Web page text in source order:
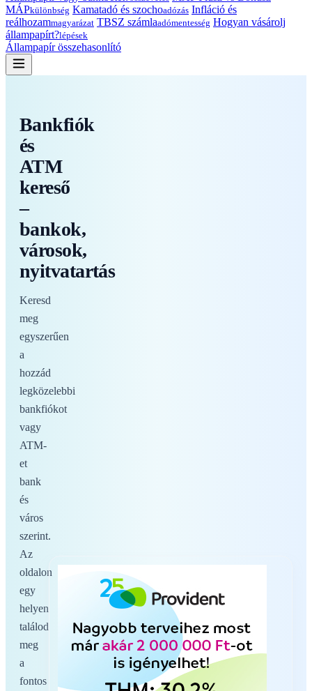
MÁPkülönbség Kamatadó és szochoadózás Infláció és
reálhozammagyarázat TBSZ számlaadómentesség Hogyan vásárolj
állampapírt?lépések
Állampapír összehasonlító
Bankfiók
és
ATM
kereső
–
bankok,
városok,
nyitvatartás
Keresd
meg
egyszerűen
a
hozzád
legközelebbi
bankfiókot
vagy
ATM-
et
bank
és
város
szerint.
Az
oldalon
egy
helyen
találod
meg
a
fontos